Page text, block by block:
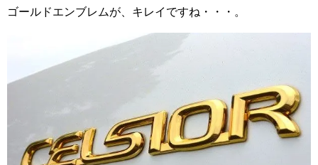
ゴールドエンブレムが、キレイですね・・・。